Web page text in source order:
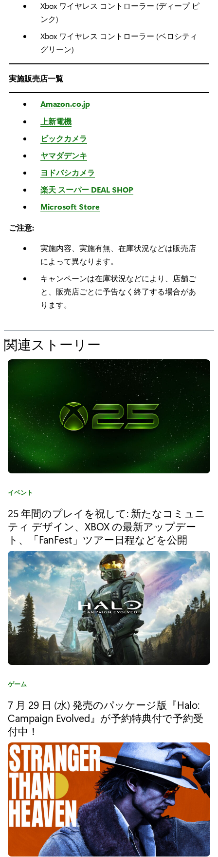
Xbox ワイヤレス コントローラー (ディープ ピ
ンク)
Xbox ワイヤレス コントローラー (ベロシティ
グリーン)
実施販売店一覧
Amazon.co.jp
上新電機
ビックカメラ
ヤマダデンキ
ヨドバシカメラ
楽天 スーパー DEAL SHOP
Microsoft Store
ご注意:
実施内容、実施有無、在庫状況などは販売店
によって異なります。
キャンペーンは在庫状況などにより、店舗ご
と、販売店ごとに予告なく終了する場合があ
ります。
関連ストーリー
た
め
の
“
X
イ
ヤ
レ
ス
コ
ン
ト
ロ
ー
対
象
製
品
の
キ
ャ
ン
ペ
カ
ゴ
リ
イベント
25 年間のプレイを祝して: 新たなコミュニ
ティ デザイン、XBOX の最新アップデー
ト、「FanFest」ツアー日程などを公開
カ
ゴ
リ
ゲーム
7 月 29 日 (水) 発売のパッケージ版『Halo:
Campaign Evolved』が予約特典付で予約受
付中！